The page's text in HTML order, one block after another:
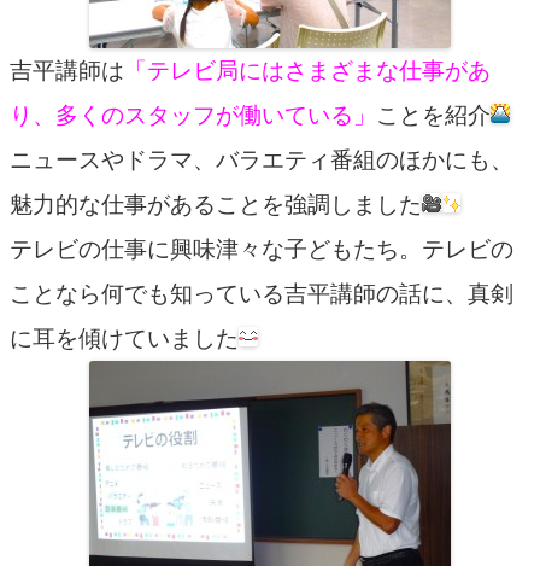
吉平講師は 「テレビ局にはさまざまな仕事があ
り、多くのスタッフが働いている」 ことを紹介
ニュースやドラマ、バラエティ番組のほかにも、
魅力的な仕事があることを強調しました
テレビの仕事に興味津々な子どもたち。テレビの
ことなら何でも知っている吉平講師の話に、真剣
に耳を傾けていました